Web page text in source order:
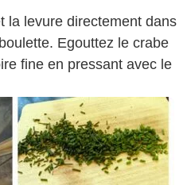
la levure directement dans
Egouttez le crabe
fine en pressant avec le